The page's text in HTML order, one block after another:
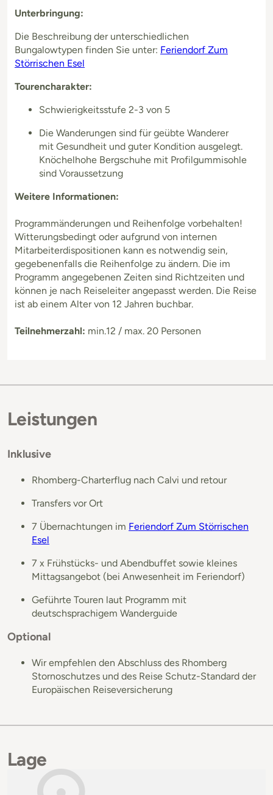
Unterbringung:
Die Beschreibung der unterschiedlichen
Bungalowtypen finden Sie unter: Feriendorf Zum
Störrischen Esel
Tourencharakter:
Schwierigkeitsstufe 2-3 von 5
Die Wanderungen sind für geübte Wanderer
mit Gesundheit und guter Kondition ausgelegt.
Knöchelhohe Bergschuhe mit Profilgummisohle
sind Voraussetzung
Weitere Informationen:
Programmänderungen und Reihenfolge vorbehalten!
Witterungsbedingt oder aufgrund von internen
Mitarbeiterdispositionen kann es notwendig sein,
gegebenenfalls die Reihenfolge zu ändern. Die im
Programm angegebenen Zeiten sind Richtzeiten und
können je nach Reiseleiter angepasst werden. Die Reise
ist ab einem Alter von 12 Jahren buchbar.
Teilnehmerzahl: min.12 / max. 20 Personen
Leistungen
Inklusive
Rhomberg-Charterflug nach Calvi und retour
Transfers vor Ort
7 Übernachtungen im Feriendorf Zum Störrischen
Esel
7 x Frühstücks- und Abendbuffet sowie kleines
Mittagsangebot (bei Anwesenheit im Feriendorf)
Geführte Touren laut Programm mit
deutschsprachigem Wanderguide
Optional
Wir empfehlen den Abschluss des Rhomberg
Stornoschutzes und des Reise Schutz-Standard der
Europäischen Reiseversicherung
Lage